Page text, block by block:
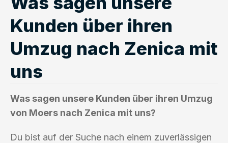
Kunden über ihren
Umzug nach Zenica mit
uns
Was sagen unsere Kunden über ihren Umzug
von Moers nach Zenica mit uns?
Du bist auf der Suche nach einem zuverlässigen